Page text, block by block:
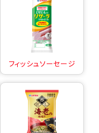
フィッシュソーセージ